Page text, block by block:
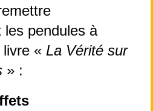
les pendules à
livre « La Vérité sur
» :